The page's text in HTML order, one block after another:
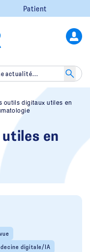
Patient
outils digitaux utiles en
en
digitale/IA